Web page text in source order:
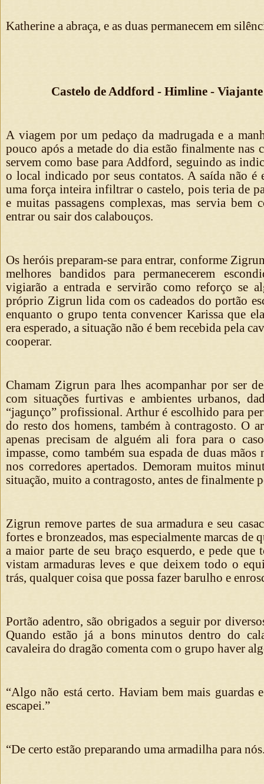
Katherine a abraça, e as duas permanecem em
Castelo de Addford - Himline - Viajante
A viagem por um pedaço da madrugada e a
pouco após a metade do dia estão finalmente nas
servem como base para Addford, seguindo as
o local indicado por seus contatos. A saída não é
uma força inteira infiltrar o castelo, pois teria de
e muitas passagens complexas, mas servia bem
entrar ou sair dos calabouços.
Os heróis preparam-se para entrar, conforme
melhores bandidos para permanecerem
vigiarão a entrada e servirão como reforço se
próprio Zigrun lida com os cadeados do portão
enquanto o grupo tenta convencer Karissa que
era esperado, a situação não é bem recebida pela
cooperar.
Chamam Zigrun para lhes acompanhar por ser
com situações furtivas e ambientes urbanos,
“jagunço” profissional. Arthur é escolhido para
do resto dos homens, também à contragosto. O
apenas precisam de alguém ali fora para o
impasse, como também sua espada de duas mãos
nos corredores apertados. Demoram muitos
situação, muito a contragosto, antes de finalmente
Zigrun remove partes de sua armadura e seu
fortes e bronzeados, mas especialmente marcas de
a maior parte de seu braço esquerdo, e pede que
vistam armaduras leves e que deixem todo o
trás, qualquer coisa que possa fazer barulho e
Portão adentro, são obrigados a seguir por
Quando estão já a bons minutos dentro do
cavaleira do dragão comenta com o grupo haver
“Algo não está certo. Haviam bem mais guardas
escapei.”
“De certo estão preparando uma armadilha para